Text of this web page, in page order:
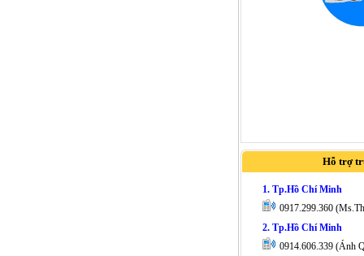
Hỗ trợ
1. Tp.Hồ Chí Minh
0917.299.360
2. Tp.Hồ Chí Minh
0914.606.339 (Ánh